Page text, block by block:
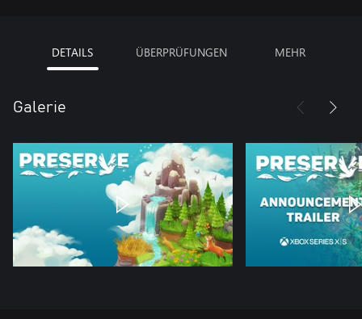
DETAILS ÜBERPRÜFUNGEN MEHR
Galerie